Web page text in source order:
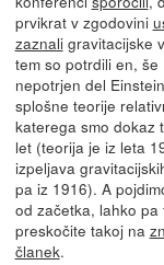
prvikrat v zgodovini
zaznaligravitacijske
tem so potrdili en, še
nepotrjen del
splošne teorije
katerega smo dokaz
let (teorija je iz leta
izpeljava
pa iz 1916). A
od začetka, lahko pa
preskočite takoj na
članek.